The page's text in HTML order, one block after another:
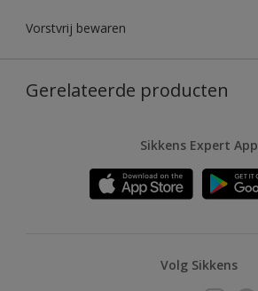
Vorstvrij bewaren
Gerelateerde producten
Sikkens Expert App
Volg Sikkens